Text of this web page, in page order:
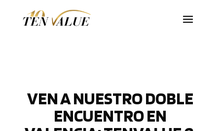
VEN A NUESTRO DOBLE
ENCUENTRO EN